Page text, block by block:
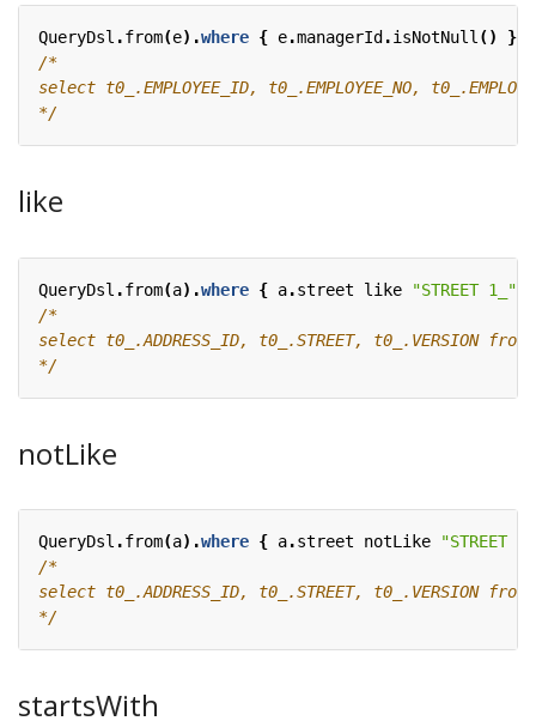
QueryDsl .from(e).where { e.managerId .isNotNull ()
}
*/
like
QueryDsl .from(a).where { a.street like "STREET 1_"
*/
notLike
QueryDsl .from(a).where { a.street notLike
"STREET
*/
startsWith